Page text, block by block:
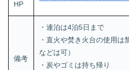
HP
備考
・連泊は4泊5日まで
・直火や焚き火台の使用は
などは可）
・炭やゴミは持ち帰り